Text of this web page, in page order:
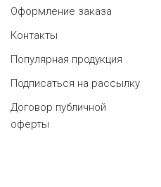
Оформление заказа
Контакты
Популярная продукция
Подписаться на рассылку
Договор публичной
оферты